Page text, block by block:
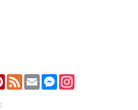
Pinterest
Feed Email Messenger